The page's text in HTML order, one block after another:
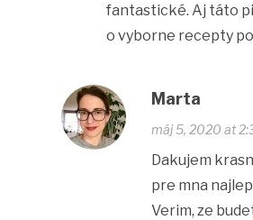
fantastické. Aj táto
o vyborne recepty
Marta
máj 5, 2020 at
Dakujem
pre mna
Verim, ze